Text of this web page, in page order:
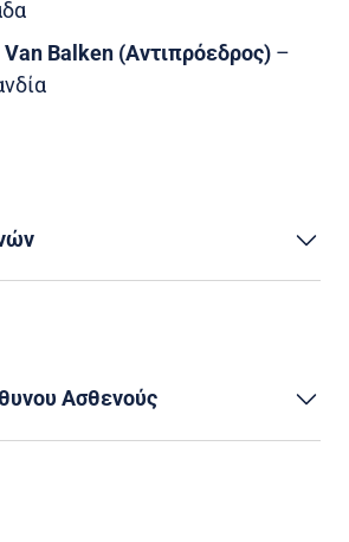
Balken (Αντιπρόεδρος) –
Ασθενούς